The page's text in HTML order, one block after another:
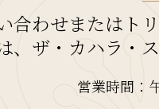
合わせまたはト
、ザ・カハラ・
営業時間：